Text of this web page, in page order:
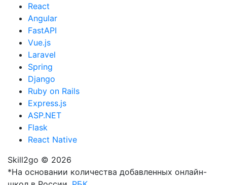
React
Angular
FastAPI
Vue.js
Laravel
Spring
Django
Ruby on Rails
Express.js
ASP.NET
Flask
React Native
Skill2go © 2026
*На основании количества добавленных онлайн-